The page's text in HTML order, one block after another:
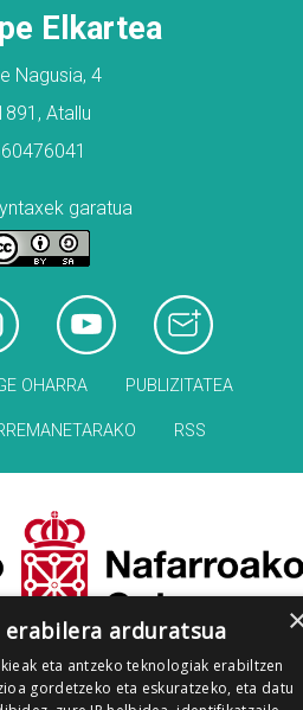
Elkartea
Nagusia, 4
Atallu
garatua
OHARRA PUBLIZITATEA
RSS
erabilera arduratsua
eta antzeko teknologiak erabiltzen
gordetzeko eta eskuratzeko, eta datu